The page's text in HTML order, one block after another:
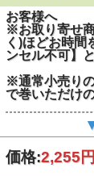
お客様へ
※お取り寄せ
く)ほどお時間
ンセル不可】
※通常小売り
で巻いただけ
『長寿命化：
『折れにくい
ド』
価格:2,255円